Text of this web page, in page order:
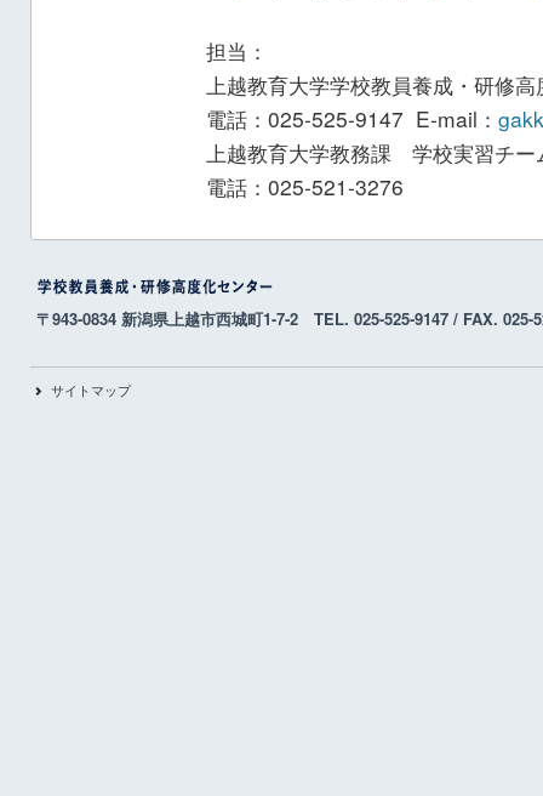
担当：
上越教育大学学校教員養成・研修
電話：025-525-9147 E-mail：
上越教育大学教務課 学校実習チー
電話：025-521-3276
〒943-0834 新潟県上越市西城町1-7-2 TEL. 025-525-9147 / FAX. 025-
サイトマップ